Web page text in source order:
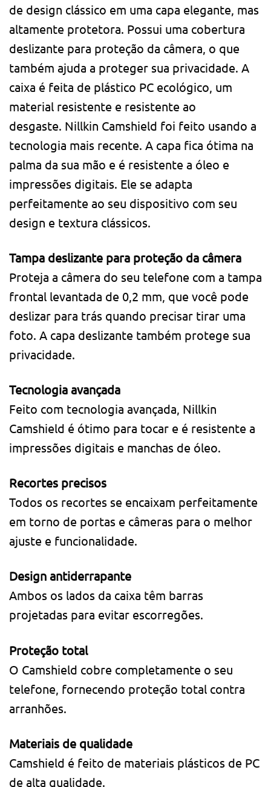
de design clássico em uma capa elegante, mas
altamente protetora. Possui uma cobertura
deslizante para proteção da câmera, o que
também ajuda a proteger sua privacidade. A
caixa é feita de plástico PC ecológico, um
material resistente e resistente ao
desgaste. Nillkin Camshield foi feito usando a
tecnologia mais recente. A capa fica ótima na
palma da sua mão e é resistente a óleo e
impressões digitais. Ele se adapta
perfeitamente ao seu dispositivo com seu
design e textura clássicos.
Tampa deslizante para proteção da câmera
Proteja a câmera do seu telefone com a tampa
frontal levantada de 0,2 mm, que você pode
deslizar para trás quando precisar tirar uma
foto. A capa deslizante também protege sua
privacidade.
Tecnologia avançada
Feito com tecnologia avançada, Nillkin
Camshield é ótimo para tocar e é resistente a
impressões digitais e manchas de óleo.
Recortes precisos
Todos os recortes se encaixam perfeitamente
em torno de portas e câmeras para o melhor
ajuste e funcionalidade.
Design antiderrapante
Ambos os lados da caixa têm barras
projetadas para evitar escorregões.
Proteção total
O Camshield cobre completamente o seu
telefone, fornecendo proteção total contra
arranhões.
Materiais de qualidade
Camshield é feito de materiais plásticos de PC
de alta qualidade.